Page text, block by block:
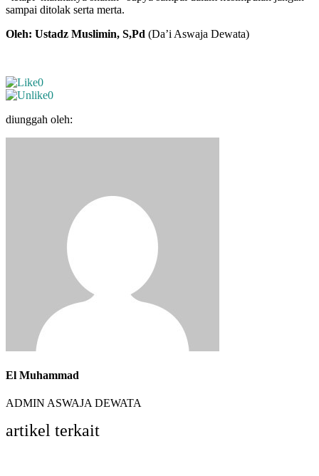
sampai ditolak serta merta.
Oleh: Ustadz Muslimin, S,Pd (Da’i Aswaja Dewata)
0
0
diunggah oleh:
El Muhammad
ADMIN ASWAJA DEWATA
artikel terkait